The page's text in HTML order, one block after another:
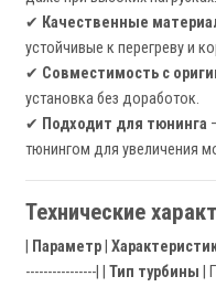
✔ Качественные
устойчивые к перегреву и
✔ Совместимость с
установка без доработок.
✔ Подходит для тюнинга
тюнингом для увеличения
Технические
Параметр
----------------| | Тип турбины |